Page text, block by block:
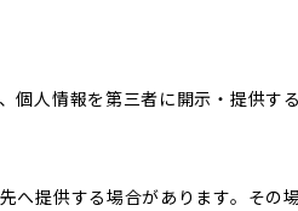
人情報を第三者に開示・提供す
提供する場合があります。そ